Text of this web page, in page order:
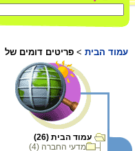
עמוד הבית > פריטים דומים של
עמוד הבית (26)
מדעי החברה (4)